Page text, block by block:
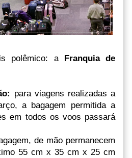
polêmico: a
Franquia de
para viagens realizadas a
a bagagem permitida a
em todos os voos passará
de mão permanecem
55 cm x 35 cm x 25 cm